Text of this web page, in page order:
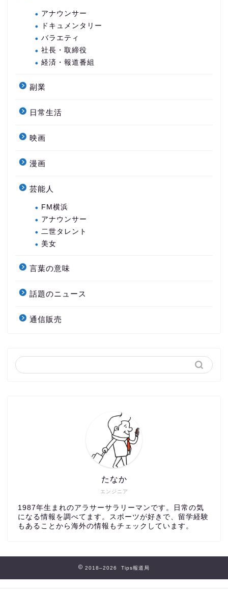
アナウンサー
ドキュメンタリー
バラエティ
社長・取締役
経済・報道番組
副業
日常生活
映画
漫画
芸能人
FM横浜
アナウンサー
二世タレント
美女
言葉の意味
話題のニュース
通信販売
エンジニア
たなか
1987年生まれのアラサーサラリーマンです。日常の気
になる情報を調べてます。スポーツが好きで、留学経験
もあることから海外の情報もチェックしています。
2018–2026 Tips報道局